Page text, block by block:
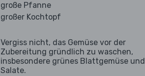
große Pfanne
großer Kochtopf
Vergiss nicht, das Gemüse vor der
Zubereitung gründlich zu waschen,
insbesondere grünes Blattgemüse und
Salate.